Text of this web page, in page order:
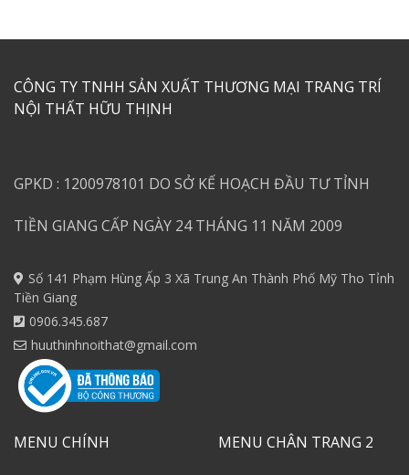
CÔNG TY TNHH SẢN XUẤT THƯƠNG MẠI TRANG TRÍ
NỘI THẤT HỮU THỊNH
GPKD : 1200978101 DO SỞ KẾ HOẠCH ĐẦU TƯ TỈNH
TIỀN GIANG CẤP NGÀY 24 THÁNG 11 NĂM 2009
Số 141 Phạm Hùng Ấp 3 Xã Trung An Thành Phố Mỹ Tho Tỉnh
Tiền Giang
0906.345.687
huuthinhnoithat@gmail.com
MENU CHÍNH MENU CHÂN TRANG 2